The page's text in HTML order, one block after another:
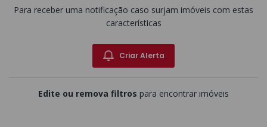
Para receber uma notificação caso surjam imóveis com estas
características
Criar Alerta
Edite ou remova filtros para encontrar imóveis